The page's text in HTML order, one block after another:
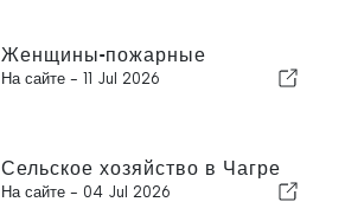
Женщины-пожарные
На сайте - 11 Jul 2026
Сельское хозяйство в Чагре
На сайте - 04 Jul 2026